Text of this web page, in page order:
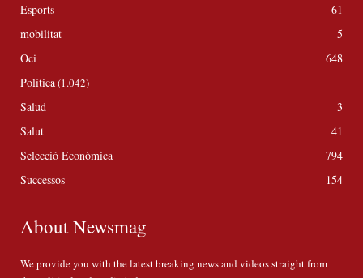
Esports
61
mobilitat
5
Oci
648
Política(1.042)
Salud
3
Salut
41
Selecció Econòmica
794
Successos
154
About Newsmag
We provide you with the latest breaking news and videos straight from